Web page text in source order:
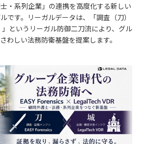
士・系列企業」の連携を高度化する新しい
です。リーガルデータは、「調査（刀）
というリーガル防御二刀流により、グル
わしい法務防衛基盤を提案します。